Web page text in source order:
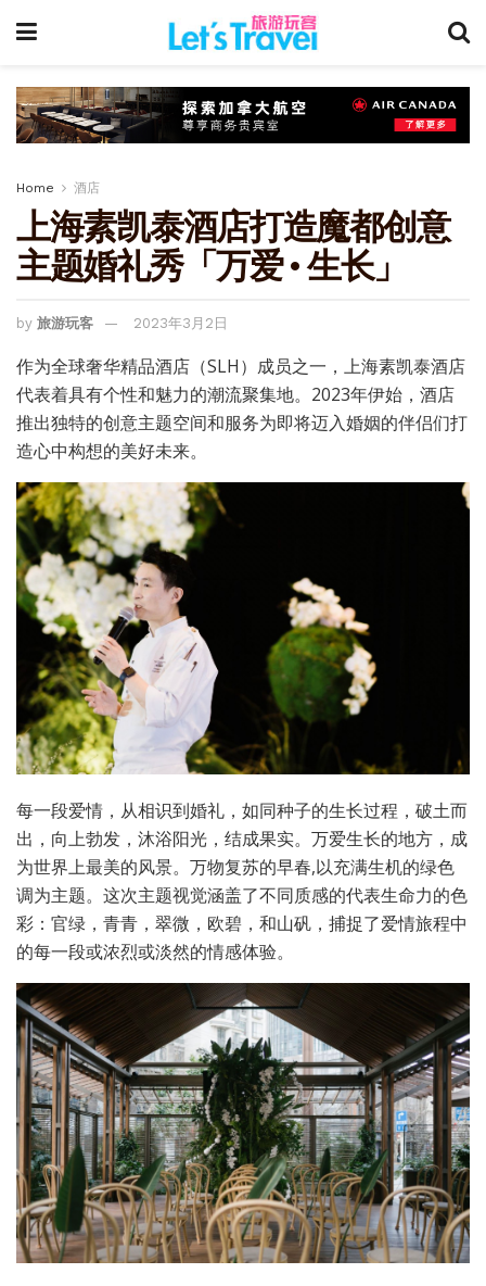
Home 酒店
上海素凯泰酒店打造魔都创意
主题婚礼秀「万爱 • 生长」
by 旅游玩客 2023年3月2日
作为全球奢华精品酒店（SLH）成员之一，上海素凯泰酒店
代表着具有个性和魅力的潮流聚集地。2023年伊始，酒店
推出独特的创意主题空间和服务为即将迈入婚姻的伴侣们打
造心中构想的美好未来。
每一段爱情，从相识到婚礼，如同种子的生长过程，破土而
出，向上勃发，沐浴阳光，结成果实。万爱生长的地方，成
为世界上最美的风景。万物复苏的早春,以充满生机的绿色
调为主题。这次主题视觉涵盖了不同质感的代表生命力的色
彩：官绿，青青，翠微，欧碧，和山矾，捕捉了爱情旅程中
的每一段或浓烈或淡然的情感体验。